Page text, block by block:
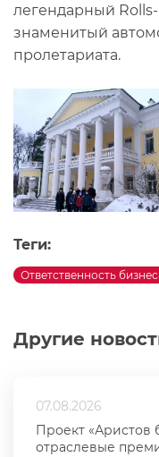
Другие
07.08.2026
Проект «Аристов
отраслевые
легендарный Rolls-
знаменитый
пролетариата.
Теги:
Ответственность